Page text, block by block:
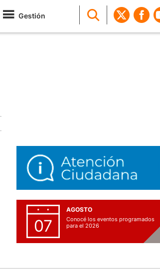
Gestión
07
AGOSTO
Conocé los eventos programados
para el 2026